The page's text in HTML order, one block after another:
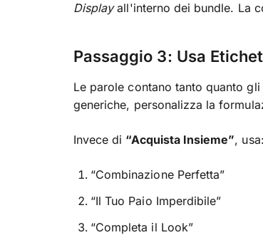
Displayall'interno dei bundle. La
Passaggio 3: Usa
Le parole contano tanto quanto
generiche, personalizza la
Invece di “Acquista Insieme”, usa:
“Combinazione Perfetta”
“Il Tuo Paio Imperdibile”
“Completa il Look”